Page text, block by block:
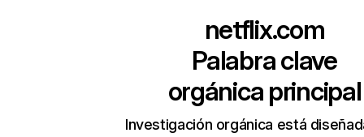
netflix.com
Palabra clave
orgánica principal
Investigación orgánica está